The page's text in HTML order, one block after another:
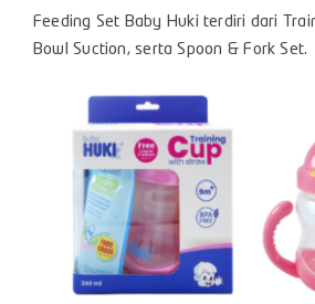
Feeding Set Baby Huki terdiri dari
Bowl Suction, serta Spoon & Fork Set.